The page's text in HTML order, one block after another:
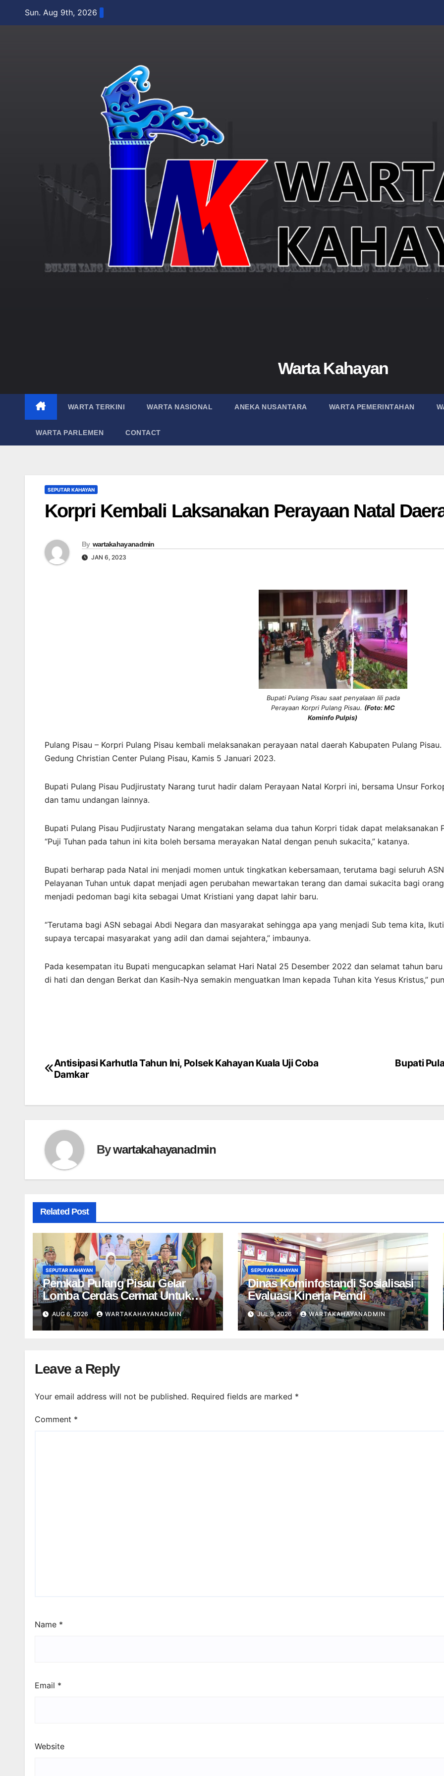
Sun. Aug 9th, 2026
Warta Kahayan
WARTA TERKINI WARTA NASIONAL ANEKA NUSANTARA WARTA PEMERINTAHAN
WARTA PARLEMEN CONTACT
SEPUTAR KAHAYAN
Korpri Kembali Laksanakan Perayaan Natal
By wartakahayanadmin
JAN 6, 2023
Bupati Pulang Pisau saat penyalaan lili pada
Perayaan Korpri Pulang Pisau. (Foto: MC
Kominfo Pulpis)
Pulang Pisau – Korpri Pulang Pisau kembali melaksanakan perayaan natal daerah Kabupaten Pulang
Gedung Christian Center Pulang Pisau, Kamis 5 Januari 2023.
Bupati Pulang Pisau Pudjirustaty Narang turut hadir dalam Perayaan Natal Korpri ini, bersama Unsur
dan tamu undangan lainnya.
Bupati Pulang Pisau Pudjirustaty Narang mengatakan selama dua tahun Korpri tidak dapat melaksanakan
“Puji Tuhan pada tahun ini kita boleh bersama merayakan Natal dengan penuh sukacita,” katanya.
Bupati berharap pada Natal ini menjadi momen untuk tingkatkan kebersamaan, terutama bagi seluruh
Pelayanan Tuhan untuk dapat menjadi agen perubahan mewartakan terang dan damai sukacita bagi
menjadi pedoman bagi kita sebagai Umat Kristiani yang dapat lahir baru.
“Terutama bagi ASN sebagai Abdi Negara dan masyarakat sehingga apa yang menjadi Sub tema kita,
supaya tercapai masyarakat yang adil dan damai sejahtera,” imbaunya.
Pada kesempatan itu Bupati mengucapkan selamat Hari Natal 25 Desember 2022 dan selamat tahun
di hati dan dengan Berkat dan Kasih-Nya semakin menguatkan Iman kepada Tuhan kita Yesus Kristus,”
Post
Bupati
Antisipasi Karhutla Tahun Ini, Polsek Kahayan Kuala Uji Coba
Damkar
Bywartakahayanadmin
Related Post
SEPUTAR KAHAYAN
Pemkab Pulang Pisau Gelar
Lomba Cerdas Cermat Untuk
Pelajar
AUG 6, 2026 WARTAKAHAYANADMIN
SEPUTAR KAHAYAN
Dinas Kominfostandi Sosialisasi
Evaluasi Kinerja Pemdi
JUL 9, 2026 WARTAKAHAYANADMIN
Leave a Reply
Your email address will not be published. Required fields are marked *
Comment *
Name *
Email *
Website